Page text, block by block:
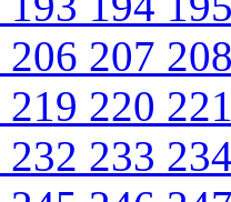
206 207
219 220
232 233